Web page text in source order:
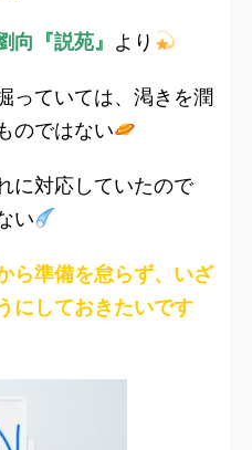
向『説苑』 より
っていては、渇きを潤
のではない
に対応していたので
い
ら準備を怠らず、いざ
にしておきたいです